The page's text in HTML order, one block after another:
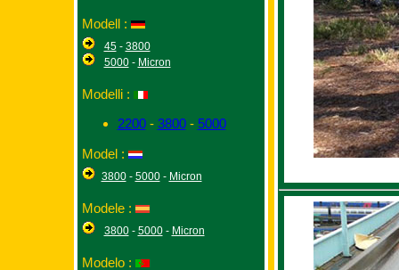
Modell :
45- 3800
5000- Micron
Modelli :
2200- 3800- 5000
Model :
3800- 5000- Micron
Modele :
3800- 5000- Micron
Modelo :